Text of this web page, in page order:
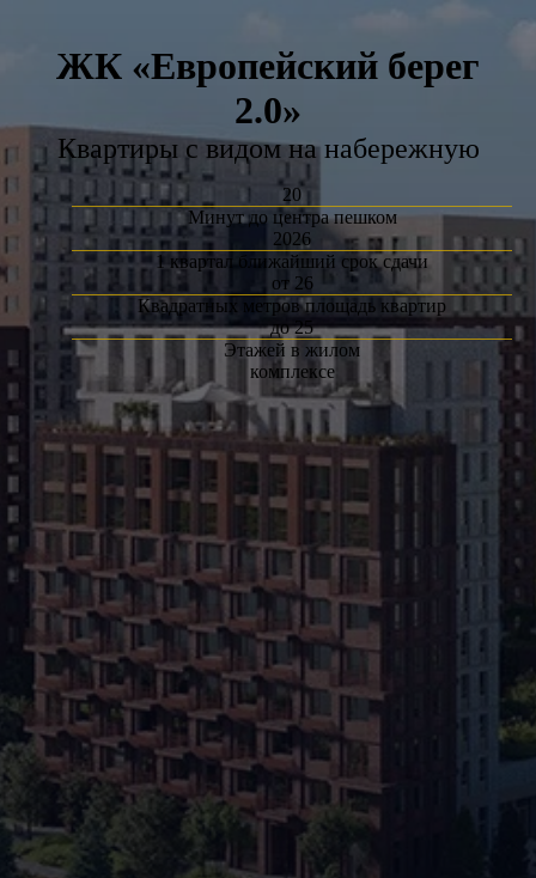
ЖК «Европейский берег
2.0»
Квартиры с видом на набережную
20
Минут до центра пешком
2026
1 квартал ближайший срок сдачи
от 26
Квадратных метров площадь квартир
до 25
Этажей в жилом
комплексе